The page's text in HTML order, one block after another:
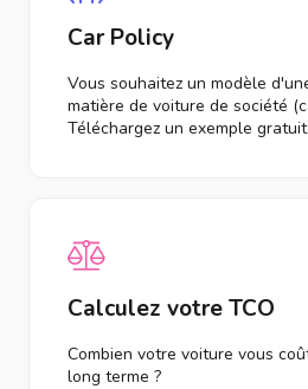
Car Policy
Vous souhaitez un modèle
matière de voiture de société
Téléchargez un exemple gratuit
Calculez votre TCO
Combien votre voiture vous
long terme ?